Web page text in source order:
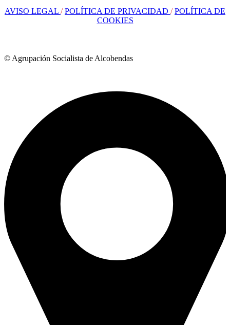
AVISO LEGAL /POLÍTICA DE PRIVACIDAD /POLÍTICA DE
COOKIES
© Agrupación Socialista de Alcobendas